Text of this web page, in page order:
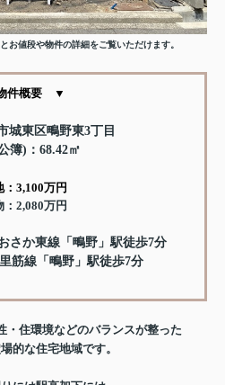
お値段や物件の詳細をご覧いただけます。
件概要 ▼
城東区鴫野東3丁目
簿)：68.42㎡
：3,100万円
：2,080万円
さか東線「鴫野」駅徒歩7分
筋線「鴫野」駅徒歩7分
・住環境などのバランスが整った
的な住宅地域です。